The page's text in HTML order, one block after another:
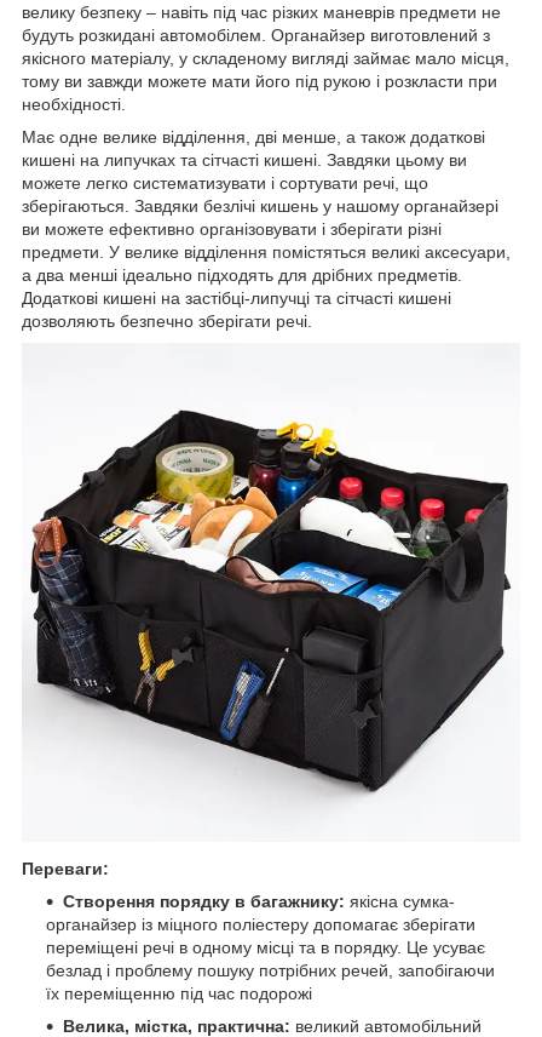
велику безпеку – навіть під час різких маневрів предмети не
будуть розкидані автомобілем. Органайзер виготовлений з
якісного матеріалу, у складеному вигляді займає мало місця,
тому ви завжди можете мати його під рукою і розкласти при
необхідності.
Має одне велике відділення, дві менше, а також додаткові
кишені на липучках та сітчасті кишені. Завдяки цьому ви
можете легко систематизувати і сортувати речі, що
зберігаються. Завдяки безлічі кишень у нашому органайзері
ви можете ефективно організовувати і зберігати різні
предмети. У велике відділення помістяться великі аксесуари,
а два менші ідеально підходять для дрібних предметів.
Додаткові кишені на застібці-липучці та сітчасті кишені
дозволяють безпечно зберігати речі.
Переваги:
Створення порядку в багажнику: якісна сумка-
органайзер із міцного поліестеру допомагає зберігати
переміщені речі в одному місці та в порядку. Це усуває
безлад і проблему пошуку потрібних речей, запобігаючи
їх переміщенню під час подорожі
Велика, містка, практична: великий автомобільний